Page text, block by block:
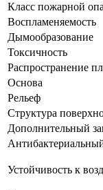
Класс пожарной
Воспламеняемость
Дымообразование
Токсичность
Распространение
Основа
Рельеф
Структура
Дополнительный
Устойчивость к